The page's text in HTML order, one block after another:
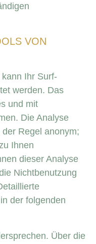
VON
Ihr Surf-
werden. Das
und mit
Die Analyse
Regel anonym;
Ihnen
dieser Analyse
Nichtbenutzung
der folgenden
Über die